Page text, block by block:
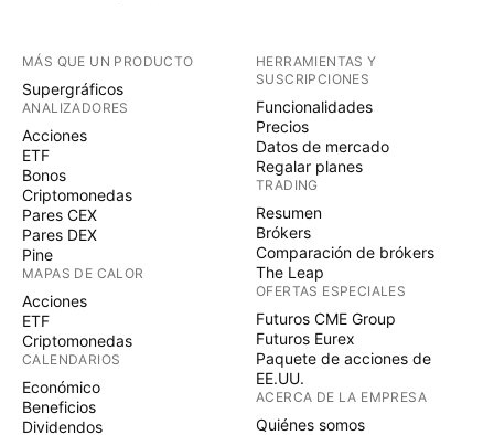
MÁS QUE UN PRODUCTO
Supergráficos
ANALIZADORES
Acciones
ETF
Bonos
Criptomonedas
Pares CEX
Pares DEX
Pine
MAPAS DE CALOR
Acciones
ETF
Criptomonedas
CALENDARIOS
Económico
Beneficios
Dividendos
HERRAMIENTAS Y
SUSCRIPCIONES
Funcionalidades
Precios
Datos de mercado
Regalar planes
TRADING
Resumen
Brókers
Comparación de brókers
The Leap
OFERTAS ESPECIALES
Futuros CME Group
Futuros Eurex
Paquete de acciones de
EE.UU.
ACERCA DE LA EMPRESA
Quiénes somos